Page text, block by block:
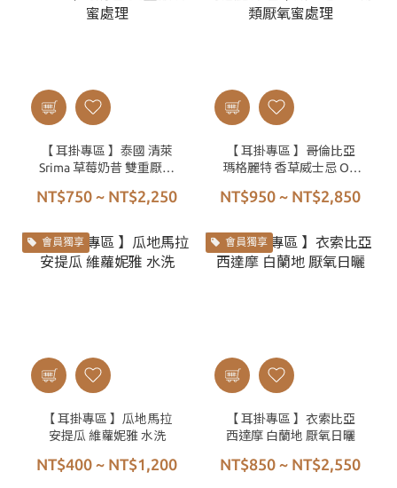
【 耳掛專區 】泰國 清萊
Srima 草莓奶昔 雙重厭氧
NT$750 ~ NT$2,250
【 耳掛專區 】哥倫比亞
瑪格麗特 香草威士忌 OH
NT$950 ~ NT$2,850
會員獨享
【 耳掛專區 】瓜地馬拉
安提瓜 維蘿妮雅 水洗
NT$400 ~ NT$1,200
會員獨享
【 耳掛專區 】衣索比亞
西達摩 白蘭地 厭氧日曬
NT$850 ~ NT$2,550